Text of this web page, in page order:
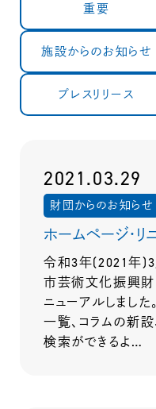
重要
施設からのお知らせ
プレスリリース
2021.03.29
財団からのお知らせ
ホームページ・
令和3年(2021年)3
市芸術文化振興財
ニューアルしました
一覧、コラムの新
検索ができるよ…